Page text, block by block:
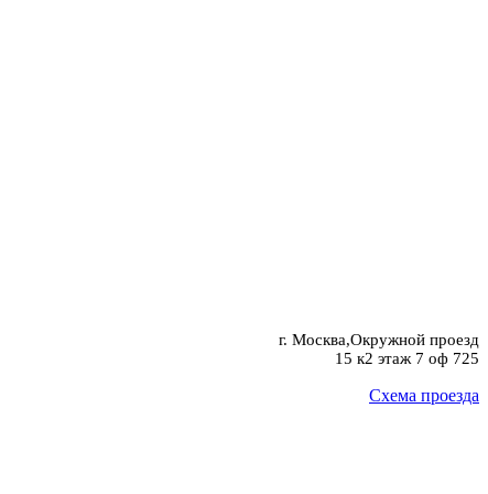
г. Москва,Окружной проезд
15 к2 этаж 7 оф 725
Схема проезда